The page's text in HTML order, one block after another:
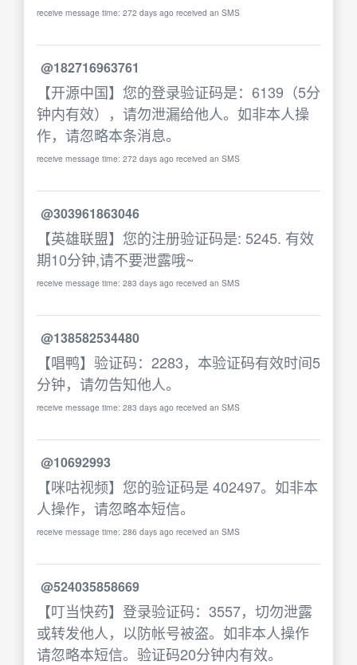
receive message time: 272 days ago received an SMS
@182716963761
【开源中国】您的登录验证码是：6139（5分
钟内有效），请勿泄漏给他人。如非本人操
作，请忽略本条消息。
receive message time: 272 days ago received an SMS
@303961863046
【英雄联盟】您的注册验证码是: 5245. 有效
期10分钟,请不要泄露哦~
receive message time: 283 days ago received an SMS
@138582534480
【唱鸭】验证码：2283，本验证码有效时间5
分钟，请勿告知他人。
receive message time: 283 days ago received an SMS
@10692993
【咪咕视频】您的验证码是 402497。如非本
人操作，请忽略本短信。
receive message time: 286 days ago received an SMS
@524035858669
【叮当快药】登录验证码：3557，切勿泄露
或转发他人，以防帐号被盗。如非本人操作
请忽略本短信。验证码20分钟内有效。